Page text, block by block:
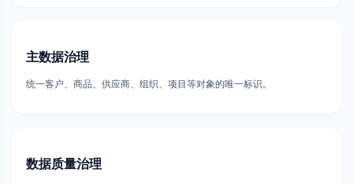
主数据治理
统一客户、商品、供应商、组织、项目等对象的唯一标识。
数据质量治理